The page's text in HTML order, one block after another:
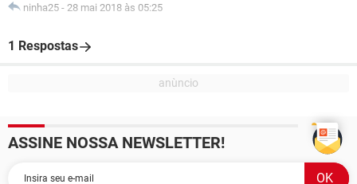
ninha25 - 28 mai 2018 às 05:25
1 Respostas
ASSINE NOSSA NEWSLETTER!